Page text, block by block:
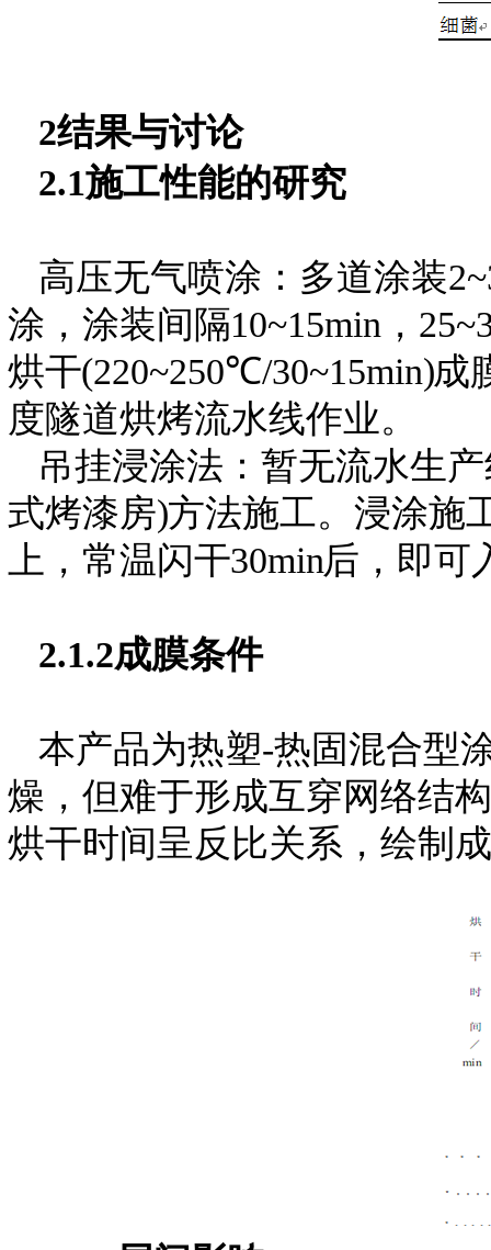
2结果与讨论
2.1施工性能的研究
高压无气喷涂：多道涂装2~
涂，涂装间 隔10~15min，
烘干(220~250℃/30~15min)成
度隧道烘烤流水线作业。
吊挂浸涂法：暂无流水生
式烤漆房)方法施工。浸涂施
上，常温闪干30min后，即可
2.1.2成膜条件
本产品为热塑-热固混合型
燥，但难于形成互穿网络结
烘干时间呈反比关系，绘制